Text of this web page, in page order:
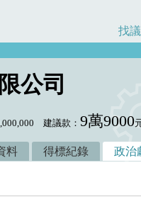
找
公司
建議款：9萬9000
料 得標紀錄 政治